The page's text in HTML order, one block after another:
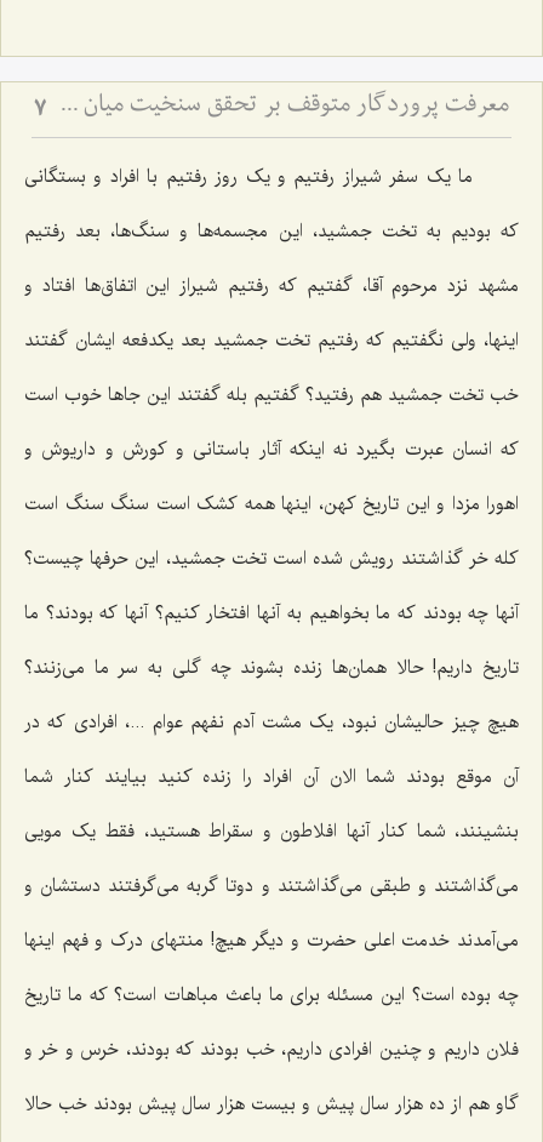
معرفت پروردگار متوقف بر تحقق سنخیت میان عبد و رب 7
ما یک سفر شیراز رفتیم و یک روز رفتیم با افراد و بستگانی
که بودیم به تخت جمشید، این مجسمه‌ها و سنگ‌ها، بعد رفتیم
مشهد نزد مرحوم آقا، گفتیم که رفتیم شیراز این اتفاق‌ها افتاد و
اینها، ولی نگفتیم که رفتیم تخت جمشید بعد یکدفعه ایشان گفتند
خب تخت جمشید هم رفتید؟ گفتیم بله گفتند این جاها خوب است
که انسان عبرت بگیرد نه اینکه آثار باستانی و کورش و داریوش و
اهورا مزدا و این تاریخ کهن، اینها همه کشک است سنگ سنگ است
کله خر گذاشتند رویش شده است تخت جمشید، این حرفها چیست؟
آنها چه بودند که ما بخواهیم به آنها افتخار کنیم؟ آنها که بودند؟ ما
تاریخ داریم! حالا همان‌ها زنده بشوند چه گلی به سر ما می‌زنند؟
هیچ چیز حالیشان نبود، یک مشت آدم نفهم عوام ...، افرادی که در
آن موقع بودند شما الان آن افراد را زنده کنید بیایند کنار شما
بنشینند، شما کنار آنها افلاطون و سقراط هستید، فقط یک مویی
می‌گذاشتند و طبقی می‌گذاشتند و دوتا گربه می‌گرفتند دستشان و
می‌آمدند خدمت اعلی حضرت و دیگر هیچ! منتهای درک و فهم اینها
چه بوده است؟ این مسئله برای ما باعث مباهات است؟ که ما تاریخ
فلان داریم و چنین افرادی داریم، خب بودند که بودند، خرس و خر و
گاو هم از ده هزار سال پیش و بیست هزار سال پیش بودند خب حالا